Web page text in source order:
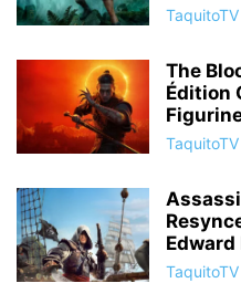
TaquitoTV
The
Édition
TaquitoTV
Edward
TaquitoTV